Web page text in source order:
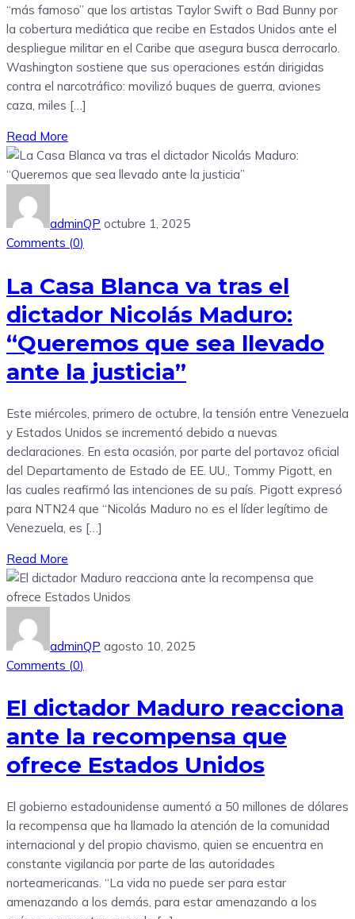
“más famoso” que los artistas Taylor Swift o Bad Bunny por
la cobertura mediática que recibe en Estados Unidos ante el
despliegue militar en el Caribe que asegura busca derrocarlo.
Washington sostiene que sus operaciones están dirigidas
contra el narcotráfico: movilizó buques de guerra, aviones
caza, miles […]
Read More
adminQP octubre 1, 2025
Comments (0)
La Casa Blanca va tras el
dictador Nicolás Maduro:
“Queremos que sea llevado
ante la justicia”
Este miércoles, primero de octubre, la tensión entre Venezuela
y Estados Unidos se incrementó debido a nuevas
declaraciones. En esta ocasión, por parte del portavoz oficial
del Departamento de Estado de EE. UU., Tommy Pigott, en
las cuales reafirmó las intenciones de su país. Pigott expresó
para NTN24 que “Nicolás Maduro no es el líder legítimo de
Venezuela, es […]
Read More
adminQP agosto 10, 2025
Comments (0)
El dictador Maduro reacciona
ante la recompensa que
ofrece Estados Unidos
El gobierno estadounidense aumentó a 50 millones de dólares
la recompensa que ha llamado la atención de la comunidad
internacional y del propio chavismo, quien se encuentra en
constante vigilancia por parte de las autoridades
norteamericanas. “La vida no puede ser para estar
amenazando a los demás, para estar amenazando a los